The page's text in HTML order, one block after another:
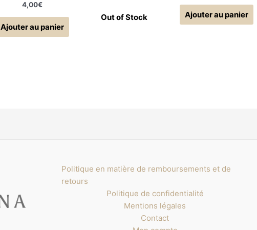
4,00€
Ajouter au panier
Ajouter au panier
Politique en matière de remboursements et de
retours
Politique de confidentialité
Mentions légales
Contact